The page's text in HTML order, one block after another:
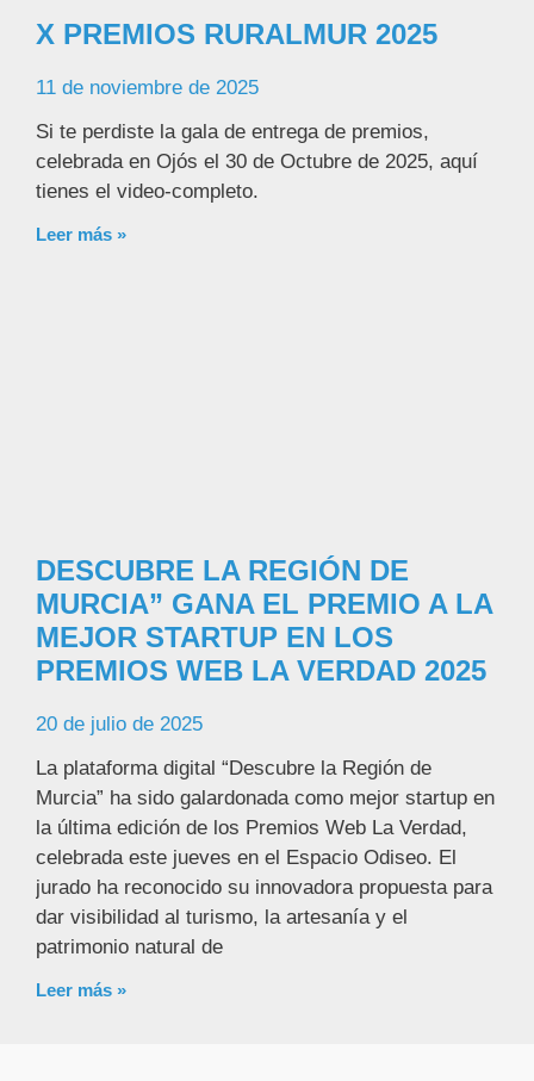
X PREMIOS RURALMUR 2025
11 de noviembre de 2025
Si te perdiste la gala de entrega de premios,
celebrada en Ojós el 30 de Octubre de 2025, aquí
tienes el video-completo.
Leer más »
DESCUBRE LA REGIÓN DE
MURCIA” GANA EL PREMIO A LA
MEJOR STARTUP EN LOS
PREMIOS WEB LA VERDAD 2025
20 de julio de 2025
La plataforma digital “Descubre la Región de
Murcia” ha sido galardonada como mejor startup en
la última edición de los Premios Web La Verdad,
celebrada este jueves en el Espacio Odiseo. El
jurado ha reconocido su innovadora propuesta para
dar visibilidad al turismo, la artesanía y el
patrimonio natural de
Leer más »